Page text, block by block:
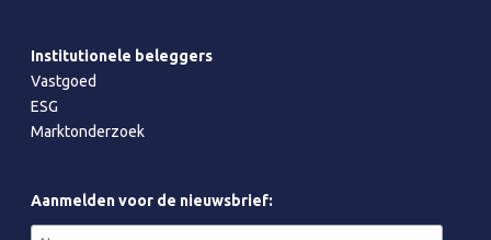
Institutionele beleggers
Vastgoed
ESG
Marktonderzoek
Aanmelden voor de nieuwsbrief: